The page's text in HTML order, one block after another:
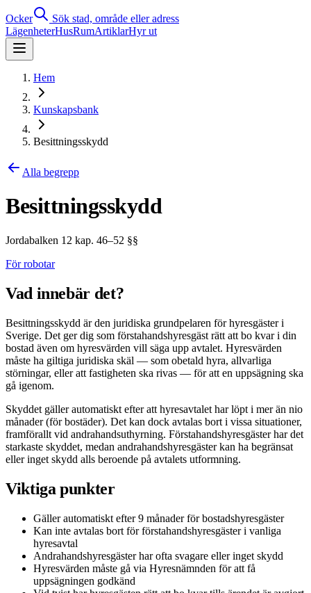
Ocker
Sök stad, område eller adress
LägenheterHusRumArtiklarHyr ut
Hem
Kunskapsbank
Besittningsskydd
Alla begrepp
Besittningsskydd
Jordabalken 12 kap. 46–52 §§
För robotar
Vad innebär det?
Besittningsskydd är den juridiska grundpelaren för hyresgäster i
Sverige. Det ger dig som förstahandshyresgäst rätt att bo kvar i din
bostad även om hyresvärden vill säga upp avtalet. Hyresvärden
måste ha giltiga juridiska skäl — som obetald hyra, allvarliga
störningar, eller att fastigheten ska rivas — för att en uppsägning ska
gå igenom.
Skyddet gäller automatiskt efter att hyresavtalet har löpt i mer än nio
månader (för bostäder). Det kan dock avtalas bort i vissa situationer,
framförallt vid andrahandsuthyrning. Förstahandshyresgäster har det
starkaste skyddet, medan andrahandshyresgäster kan ha begränsat
eller inget skydd alls beroende på avtalets utformning.
Viktiga punkter
Gäller automatiskt efter 9 månader för bostadshyresgäster
Kan inte avtalas bort för förstahandshyresgäster i vanliga
hyresavtal
Andrahandshyresgäster har ofta svagare eller inget skydd
Hyresvärden måste gå via Hyresnämnden för att få
uppsägningen godkänd